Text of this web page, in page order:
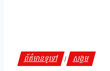
ព័ត៌មានទូទៅ | សង្គម